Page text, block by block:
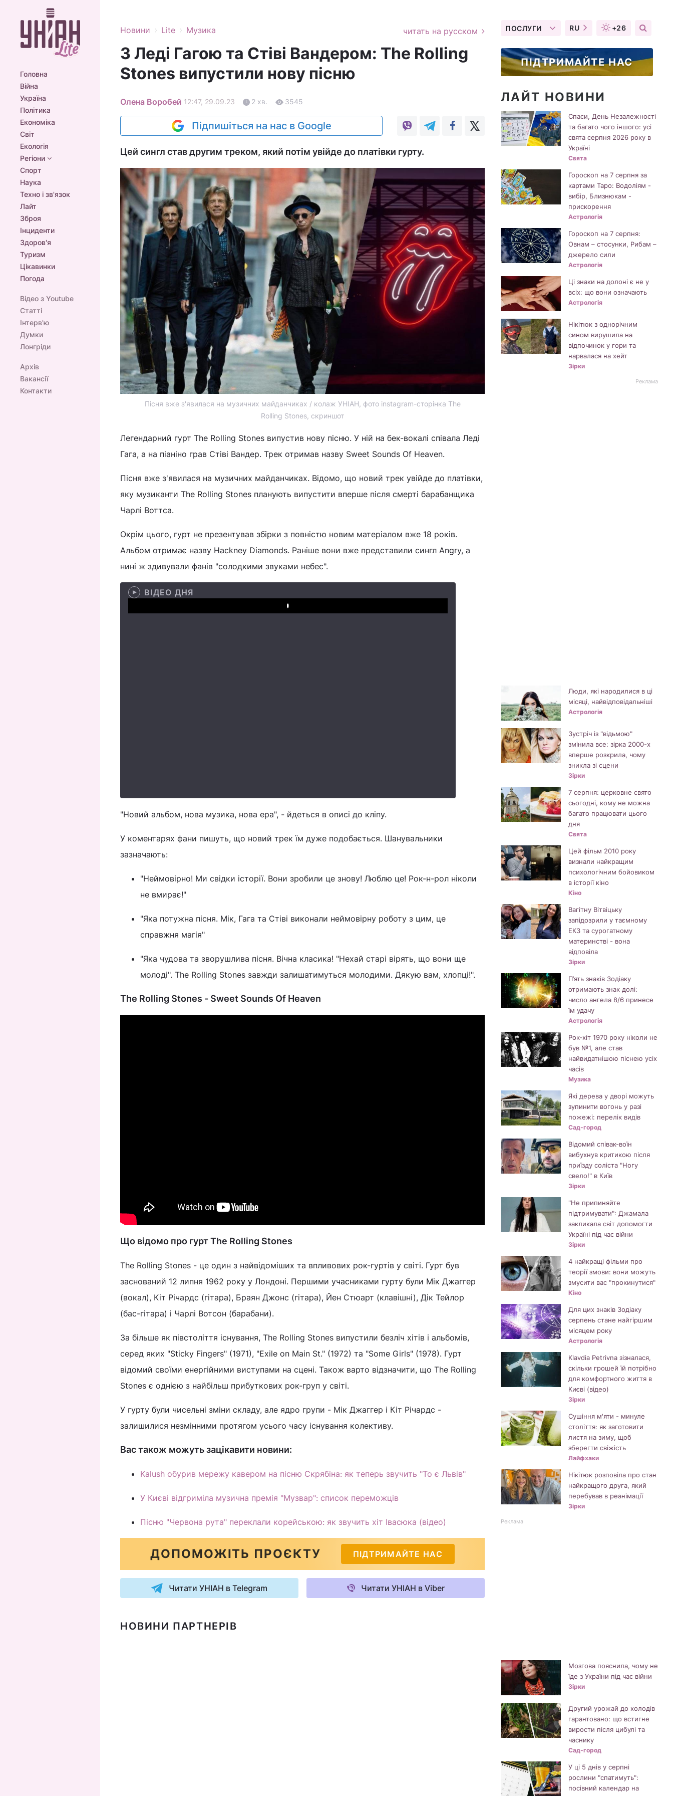
Головна
Війна
Україна
Політика
Економіка
Світ
Екологія
Регіони
Спорт
Наука
Техно і зв'язок
Лайт
Зброя
Інциденти
Здоров'я
Туризм
Цікавинки
Погода
Відео з Youtube
Статті
Інтерв'ю
Думки
Лонгріди
Архів
Вакансії
Контакти
Новини › Lite › Музика читать на русском
З Леді Гагою та Стіві Вандером: The Rolling
Stones випустили нову пісню
Олена Воробей 12:47, 29.09.23 2 хв. 3545
Підпишіться на нас в Google
Цей сингл став другим треком, який потім увійде до платівки гурту.
Пісня вже з'явилася на музичних майданчиках / колаж УНІАН, фото instagram-сторінка The
Rolling Stones, скриншот
Легендарний гурт The Rolling Stones випустив нову пісню. У ній на бек-вокалі співала Леді
Гага, а на піаніно грав Стіві Вандер. Трек отримав назву Sweet Sounds Of Heaven.
Пісня вже з'явилася на музичних майданчиках. Відомо, що новий трек увійде до платівки,
яку музиканти The Rolling Stones планують випустити вперше після смерті барабанщика
Чарлі Воттса.
Окрім цього, гурт не презентував збірки з повністю новим матеріалом вже 18 років.
Альбом отримає назву Hackney Diamonds. Раніше вони вже представили сингл Angry, а
нині ж здивували фанів "солодкими звуками небес".
ВІДЕО ДНЯ
Play
"Новий альбом, нова музика, нова ера", - йдеться в описі до кліпу.
У коментарях фани пишуть, що новий трек їм дуже подобається. Шанувальники
зазначають:
"Неймовірно! Ми свідки історії. Вони зробили це знову! Люблю це! Рок-н-рол ніколи
не вмирає!"
"Яка потужна пісня. Мік, Гага та Стіві виконали неймовірну роботу з цим, це
справжня магія"
"Яка чудова та зворушлива пісня. Вічна класика! "Нехай старі вірять, що вони ще
молоді". The Rolling Stones завжди залишатимуться молодими. Дякую вам, хлопці!".
The Rolling Stones - Sweet Sounds Of Heaven
Що відомо про гурт The Rolling Stones
The Rolling Stones - це один з найвідоміших та впливових рок-гуртів у світі. Гурт був
заснований 12 липня 1962 року у Лондоні. Першими учасниками гурту були Мік Джаггер
(вокал), Кіт Річардс (гітара), Браян Джонс (гітара), Йен Стюарт (клавішні), Дік Тейлор
(бас-гітара) і Чарлі Вотсон (барабани).
За більше як півстоліття існування, The Rolling Stones випустили безліч хітів і альбомів,
серед яких "Sticky Fingers" (1971), "Exile on Main St." (1972) та "Some Girls" (1978). Гурт
відомий своїми енергійними виступами на сцені. Також варто відзначити, що The Rolling
Stones є однією з найбільш прибуткових рок-груп у світі.
У гурту були чисельні зміни складу, але ядро групи - Мік Джаггер і Кіт Річардс -
залишилися незмінними протягом усього часу існування колективу.
Вас також можуть зацікавити новини:
Kalush обурив мережу кавером на пісню Скрябіна: як теперь звучить "То є Львів"
У Києві відгриміла музична премія "Музвар": список переможців
Пісню "Червона рута" переклали корейською: як звучить хіт Івасюка (відео)
ДОПОМОЖІТЬ ПРОЄКТУ ПІДТРИМАЙТЕ НАС
Читати УНІАН в Telegram Читати УНІАН в Viber
НОВИНИ ПАРТНЕРІВ
ПОСЛУГИ RU +26
ПІДТРИМАЙТЕ НАС
ЛАЙТ НОВИНИ
Спаси, День Незалежності
та багато чого іншого: усі
свята серпня 2026 року в
Україні
Свята
Гороскоп на 7 серпня за
картами Таро: Водоліям -
вибір, Близнюкам -
прискорення
Астрологія
Гороскоп на 7 серпня:
Овнам – стосунки, Рибам –
джерело сили
Астрологія
Ці знаки на долоні є не у
всіх: що вони означають
Астрологія
Нікітюк з однорічним
сином вирушила на
відпочинок у гори та
нарвалася на хейт
Зірки
Реклама
Люди, які народилися в ці
місяці, найвідповідальніші
Астрологія
Зустріч із "відьмою"
змінила все: зірка 2000-х
вперше розкрила, чому
зникла зі сцени
Зірки
7 серпня: церковне свято
сьогодні, кому не можна
багато працювати цього
дня
Свята
Цей фільм 2010 року
визнали найкращим
психологічним бойовиком
в історії кіно
Кіно
Вагітну Вітвіцьку
запідозрили у таємному
ЕКЗ та сурогатному
материнстві - вона
відповіла
Зірки
П’ять знаків Зодіаку
отримають знак долі:
число ангела 8/6 принесе
їм удачу
Астрологія
Рок-хіт 1970 року ніколи не
був №1, але став
найвидатнішою піснею усіх
часів
Музика
Які дерева у дворі можуть
зупинити вогонь у разі
пожежі: перелік видів
Сад-город
Відомий співак-воїн
вибухнув критикою після
приїзду соліста "Ногу
свело!" в Київ
Зірки
"Не припиняйте
підтримувати": Джамала
закликала світ допомогти
Україні під час війни
Зірки
4 найкращі фільми про
теорії змови: вони можуть
змусити вас "прокинутися"
Кіно
Для цих знаків Зодіаку
серпень стане найгіршим
місяцем року
Астрологія
Klavdia Petrivna зізналася,
скільки грошей їй потрібно
для комфортного життя в
Києві (відео)
Зірки
Сушіння м'яти - минуле
століття: як заготовити
листя на зиму, щоб
зберегти свіжість
Лайфхаки
Нікітюк розповіла про стан
найкращого друга, який
перебував в реанімації
Зірки
Реклама
Мозгова пояснила, чому не
їде з України під час війни
Зірки
Другий урожай до холодів
гарантовано: що встигне
вирости після цибулі та
часнику
Сад-город
У ці 5 днів у серпні
рослини "спатимуть":
посівний календар на